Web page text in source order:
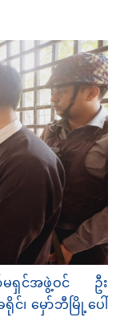
ာ်မရှင်အဖွဲ့ဝင် ဦး
င်၊ မှော်ဘီမြို့ပေါ်